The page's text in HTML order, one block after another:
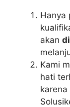
Hanya
akan
Kami
hati